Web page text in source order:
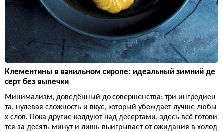
Клементины в ванильном сиропе: идеальный зимний де
серт без выпечки
Минимализм, доведённый до совершенства: три ингредиен
та, нулевая сложность и вкус, который убеждает лучше любы
х слов. Пока другие колдуют над десертами, здесь всё готови
тся за десять минут и лишь выигрывает от ожидания в холод